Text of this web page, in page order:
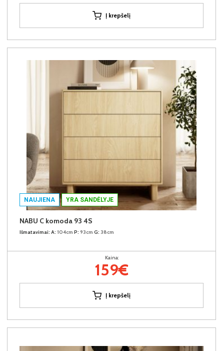
Į krepšelį
NAUJIENA YRA SANDĖLYJE
NABU C komoda 93 4S
Išmatavimai: A: 104cm P: 93cm G: 38cm
Kaina:
159€
Į krepšelį